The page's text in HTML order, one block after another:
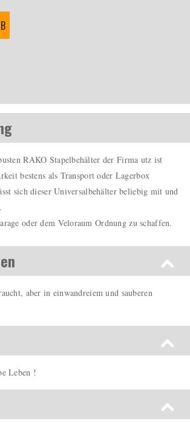
RAKO Stapelbehälter der Firma utz ist
bestens als Transport oder Lagerbox
sich dieser Universalbehälter beliebig mit und
oder dem Veloraum Ordnung zu schaffen.
aber in einwandreiem und sauberen
Leben !